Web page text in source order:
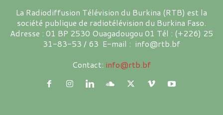
La Radiodiffusion Télévision du Burkina (RTB) est la
société publique de radiotélévision du Burkina Faso.
Adresse : 01 BP 2530 Ouagadougou 01 Tél : (+226) 25
31-83-53 / 63 E-mail : info@rtb.bf
Contact: info@rtb.bf